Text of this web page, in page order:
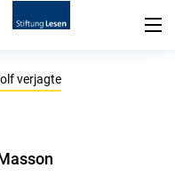
verjagte